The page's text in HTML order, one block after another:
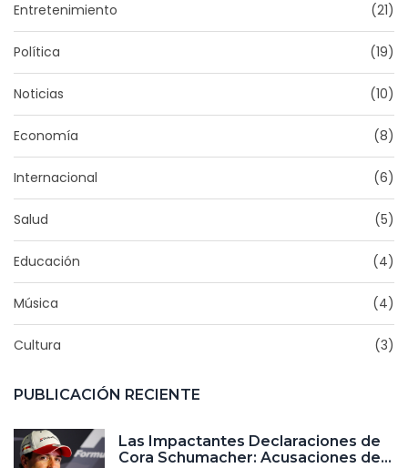
Entretenimiento (21)
Política (19)
Noticias (10)
Economía (8)
Internacional (6)
Salud (5)
Educación (4)
Música (4)
Cultura (3)
PUBLICACIÓN RECIENTE
Las Impactantes Declaraciones de
Cora Schumacher: Acusaciones de